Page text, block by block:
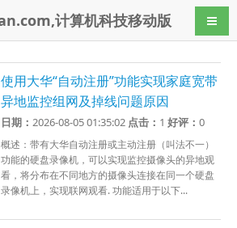
计算机科技移动版 导航
使用大华“自动注册”功能实现家庭宽带
异地监控组网及掉线问题原因
日期：2026-08-05 01:35:02 点击： 1好评：0
概述：带有大华自动注册或主动注册（叫法不一）
功能的硬盘录像机，可以实现监控摄像头的异地观
看，将分布在不同地方的摄像头连接在同一个硬盘
录像机上，实现联网观看. 功能适用于以下...